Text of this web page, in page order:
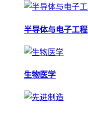
半导体与电子工程
生物医学